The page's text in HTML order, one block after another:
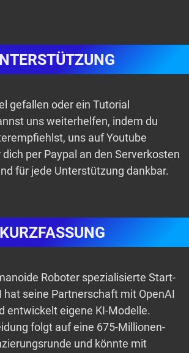
gefallen oder ein Tutorial
uns weiterhelfen, indem du
uns auf Youtube
per Paypal an den Serverkosten
für jede Unterstützung dankbar.
KURZFASSUNG
Roboter spezialisierte Start-
hat seine Partnerschaft mit OpenAI
entwickelt eigene KI-Modelle.
folgt auf eine 675-Millionen-
und könnte mit